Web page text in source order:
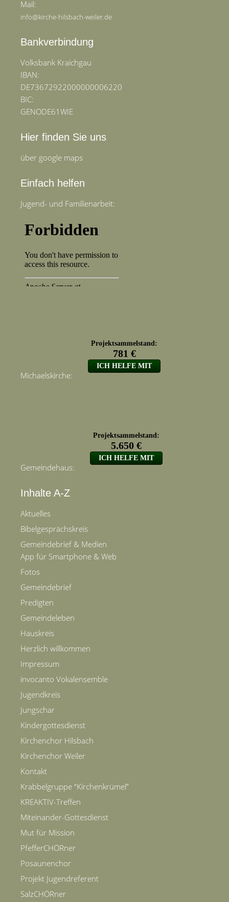
Mail:
info@kirche-hilsbach-weiler.de
Bankverbindung
Volksbank Kraichgau
IBAN:
DE73672922000000006220
BIC:
GENODE61WIE
Hier finden Sie uns
über google maps
Einfach helfen
Jugend- und Familienarbeit:
Michaelskirche:
Gemeindehaus:
Inhalte A-Z
Aktuelles
Bibelgesprächskreis
Gemeindebrief & Medien
App für Smartphone & Web
Fotos
Gemeindebrief
Predigten
Gemeindeleben
Hauskreis
Herzlich willkommen
Impressum
invocanto Vokalensemble
Jugendkreis
Jungschar
Kindergottesdienst
Kirchenchor Hilsbach
Kirchenchor Weiler
Kontakt
Krabbelgruppe “Kirchenkrümel”
KREAKTIV-Treffen
Miteinander-Gottesdienst
Mut für Mission
PfefferCHÖRner
Posaunenchor
Projekt Jugendreferent
SalzCHÖRner